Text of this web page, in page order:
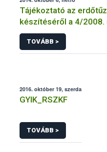
Tájékoztató az
készítéséről a 4/2008.
előírásai alapján
TOVÁBB >
2016. október 19, szerda
GYIK_RSZKF
TOVÁBB >